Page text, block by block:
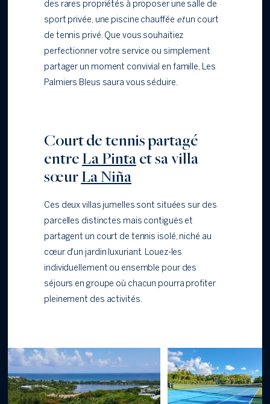
des rares propriétés à proposer une salle de
sport privée, une piscine chauffée etun court
de tennis privé. Que vous souhaitiez
perfectionner votre service ou simplement
partager un moment convivial en famille, Les
Palmiers Bleus saura vous séduire.
Court de tennis partagé
entreLa Pintaet sa villa
sœurLa Niña
Ces deux villas jumelles sont situées sur des
parcelles distinctes mais contiguës et
partagent un court de tennis isolé, niché au
cœur d'un jardin luxuriant. Louez-les
individuellement ou ensemble pour des
séjours en groupe où chacun pourra profiter
pleinement des activités.